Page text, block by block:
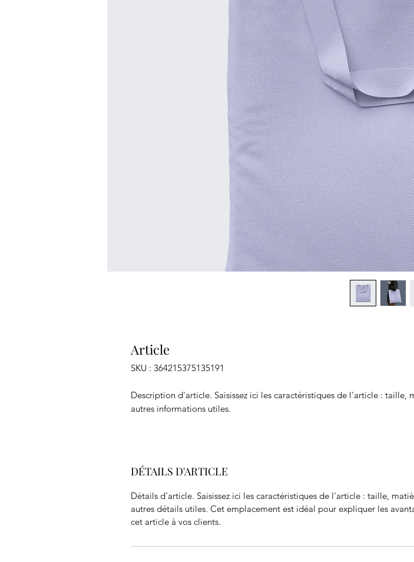
Article
SKU : 364215375135191
Description d'article. Saisissez ici les caractéristiques de l'article : taille,
autres informations utiles.
DÉTAILS D'ARTICLE
Détails d'article. Saisissez ici les caractéristiques de l'article : taille,
autres détails utiles. Cet emplacement est idéal pour expliquer les
cet article à vos clients.